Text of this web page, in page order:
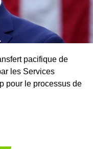
pacifique de
les Services
pour le processus de